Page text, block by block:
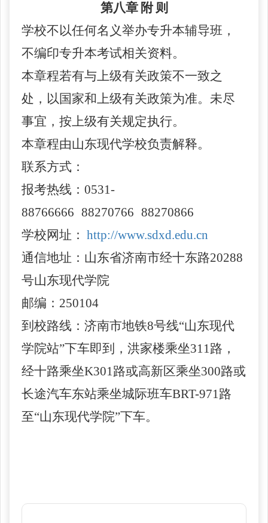
第八章 附 则
学校不以任何名义举办专升本辅导班，
不编印专升本考试相关资料。
本章程若有与上级有关政策不一致之
处，以国家和上级有关政策为准。未尽
事宜，按上级有关规定执行。
本章程由山东现代学校负责解释。
联系方式：
报考热线： 0531-
88766666 88270766 88270866
学校网址： http://www.sdxd.edu.cn
通信地址：山东省济南市经十东路20288
号山东现代学院
邮编： 250104
到校路线： 济南市地铁8号线“山东现代
学院站”下车即到 ， 洪家楼乘坐311路，
经十路乘坐K301路或高新区乘坐300路或
长途汽车东站乘坐城际班车BRT-971路
至“山东现代学院”下车。